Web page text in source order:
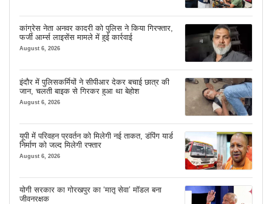
कांग्रेस नेता अनवर कादरी को पुलिस ने किया गिरफ्तार,
फर्जी आर्म्स लाइसेंस मामले में हुई कार्रवाई
August 6, 2026
इंदौर में पुलिसकर्मियों ने सीपीआर देकर बचाई छात्र की
जान, चलती बाइक से गिरकर हुआ था बेहोश
August 6, 2026
यूपी में परिवहन प्रवर्तन को मिलेगी नई ताकत, डंपिंग यार्ड
निर्माण को जल्द मिलेगी रफ्तार
August 6, 2026
योगी सरकार का गोरखपुर का ‘मातृ सेवा’ मॉडल बना
जीवनरक्षक